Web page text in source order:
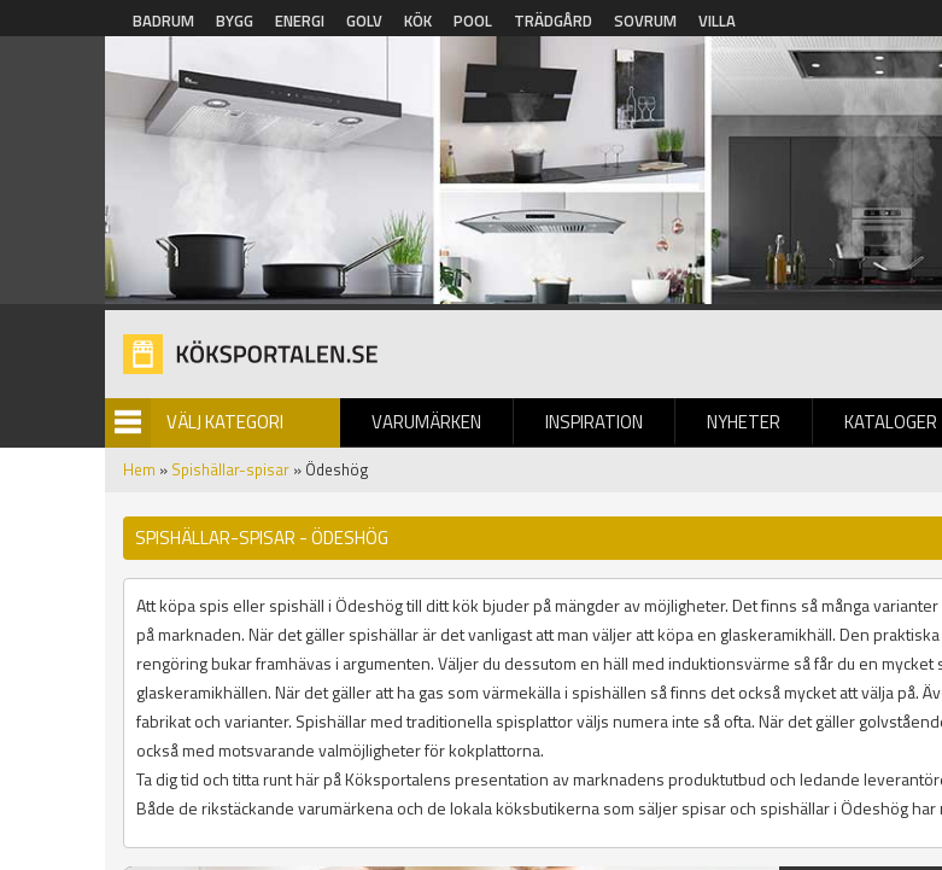
Hoppa till huvudinnehåll
BADRUM BYGG ENERGI GOLV KÖK POOL TRÄDGÅRD SOVRUM VILLA
VÄLJ KATEGORI VARUMÄRKEN INSPIRATION NYHETER
BILDGALLERI KATALOGER
Hem » Spishällar-spisar » Ödeshög
SPISHÄLLAR-SPISAR - ÖDESHÖG
Att köpa spis eller spishäll i Ödeshög till ditt kök bjuder på mängder av möjligheter. Det finns så många
på marknaden. När det gäller spishällar är det vanligast att man väljer att köpa en glaskeramikhäll. Den
rengöring bukar framhävas i argumenten. Väljer du dessutom en häll med induktionsvärme så får du en
glaskeramikhällen. När det gäller att ha gas som värmekälla i spishällen så finns det också mycket att välja på.
fabrikat och varianter. Spishällar med traditionella spisplattor väljs numera inte så ofta. När det gäller
också med motsvarande valmöjligheter för kokplattorna.
Ta dig tid och titta runt här på Köksportalens presentation av marknadens produktutbud och ledande
Både de rikstäckande varumärkena och de lokala köksbutikerna som säljer spisar och spishällar i Ödeshög har